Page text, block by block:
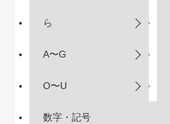
ら
A〜G
O〜U
数字・記号